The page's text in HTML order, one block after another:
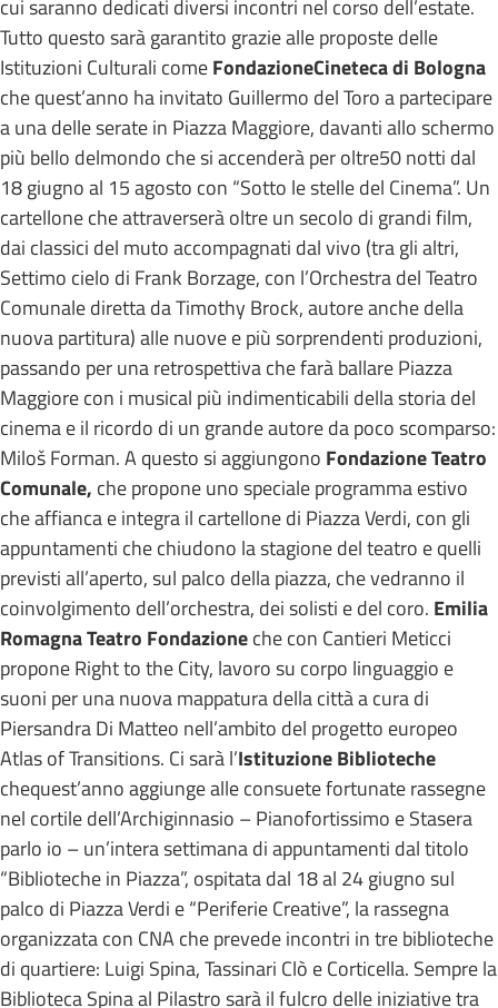
cui saranno dedicati diversi incontri nel corso dell’estate.
Tutto questo sarà garantito grazie alle proposte delle
Istituzioni Culturali comeFondazioneCineteca di Bologna
che quest’anno ha invitato Guillermo del Toro a partecipare
a una delle serate in Piazza Maggiore, davanti allo schermo
più bello delmondo che si accenderà per oltre50 notti dal
18 giugno al 15 agosto con “Sotto le stelle del Cinema”. Un
cartellone che attraverserà oltre un secolo di grandi film,
dai classici del muto accompagnati dal vivo (tra gli altri,
Settimo cielo di Frank Borzage, con l’Orchestra del Teatro
Comunale diretta da Timothy Brock, autore anche della
nuova partitura) alle nuove e più sorprendenti produzioni,
passando per una retrospettiva che farà ballare Piazza
Maggiore con i musical più indimenticabili della storia del
cinema e il ricordo di un grande autore da poco scomparso:
Miloš Forman. A questo si aggiungono Fondazione Teatro
Comunale, che propone uno speciale programma estivo
che affianca e integra il cartellone di Piazza Verdi, con gli
appuntamenti che chiudono la stagione del teatro e quelli
previsti all’aperto, sul palco della piazza, che vedranno il
coinvolgimento dell’orchestra, dei solisti e del coro. Emilia
Romagna Teatro Fondazioneche con Cantieri Meticci
propone Right to the City, lavoro su corpo linguaggio e
suoni per una nuova mappatura della città a cura di
Piersandra Di Matteo nell’ambito del progetto europeo
Atlas of Transitions. Ci sarà l’Istituzione Biblioteche
chequest’anno aggiunge alle consuete fortunate rassegne
nel cortile dell’Archiginnasio – Pianofortissimo e Stasera
parlo io – un’intera settimana di appuntamenti dal titolo
“Biblioteche in Piazza”, ospitata dal 18 al 24 giugno sul
palco di Piazza Verdi e “Periferie Creative”, la rassegna
organizzata con CNA che prevede incontri in tre biblioteche
di quartiere: Luigi Spina, Tassinari Clò e Corticella. Sempre la
Biblioteca Spina al Pilastro sarà il fulcro delle iniziative tra